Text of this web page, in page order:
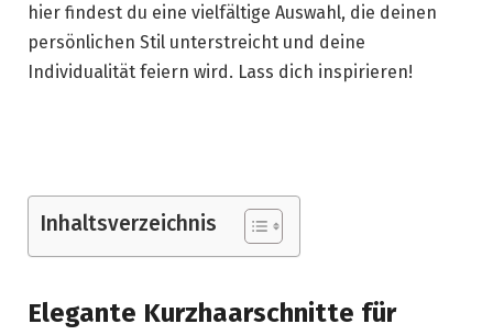
hier findest du eine vielfältige Auswahl, die deinen
persönlichen Stil unterstreicht und deine
Individualität feiern wird. Lass dich inspirieren!
Inhaltsverzeichnis
Elegante Kurzhaarschnitte für